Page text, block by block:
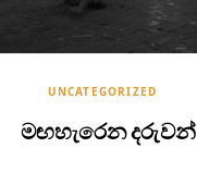
UNCATEGORIZED
මඟහැරෙන දරුවන්